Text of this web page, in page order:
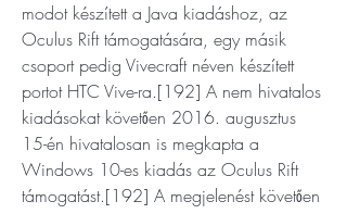
modot készített a Java kiadáshoz, az
Oculus Rift támogatására, egy másik
csoport pedig Vivecraft néven készített
portot HTC Vive-ra.[192] A nem hivatalos
kiadásokat követően 2016. augusztus
15-én hivatalosan is megkapta a
Windows 10-es kiadás az Oculus Rift
támogatást.[192] A megjelenést követően